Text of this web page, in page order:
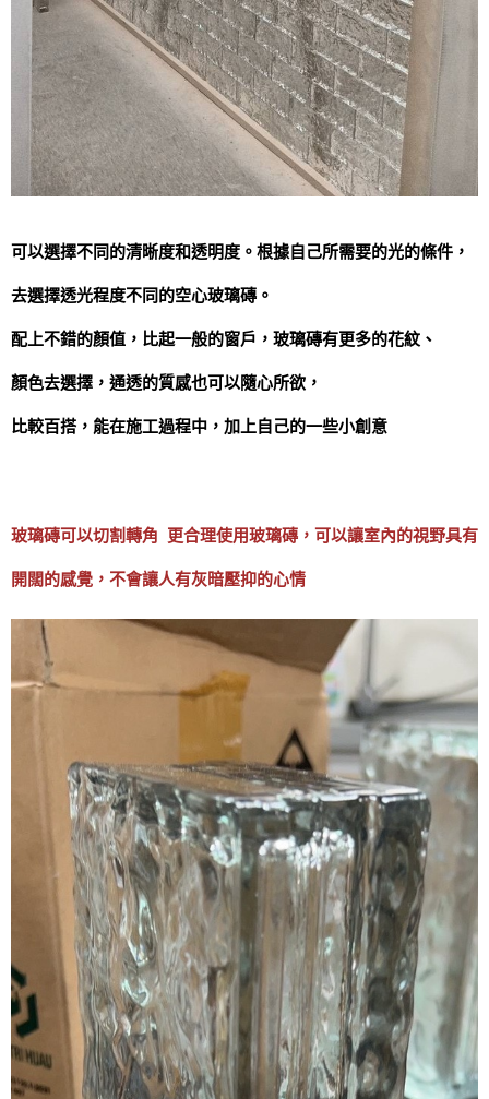
可以選擇不同的清晰度和透明度。根據自己所需要的光的條件，
去選擇透光程度不同的空心玻璃磚。
配上不錯的顏值，比起一般的窗戶，玻璃磚有更多的花紋、
顏色去選擇，通透的質感也可以隨心所欲，
比較百搭，能在施工過程中，加上自己的一些小創意
玻璃磚可以切割轉角 更合理使用玻璃磚，可以讓室內的視野具有
開闊的感覺，不會讓人有灰暗壓抑的心情